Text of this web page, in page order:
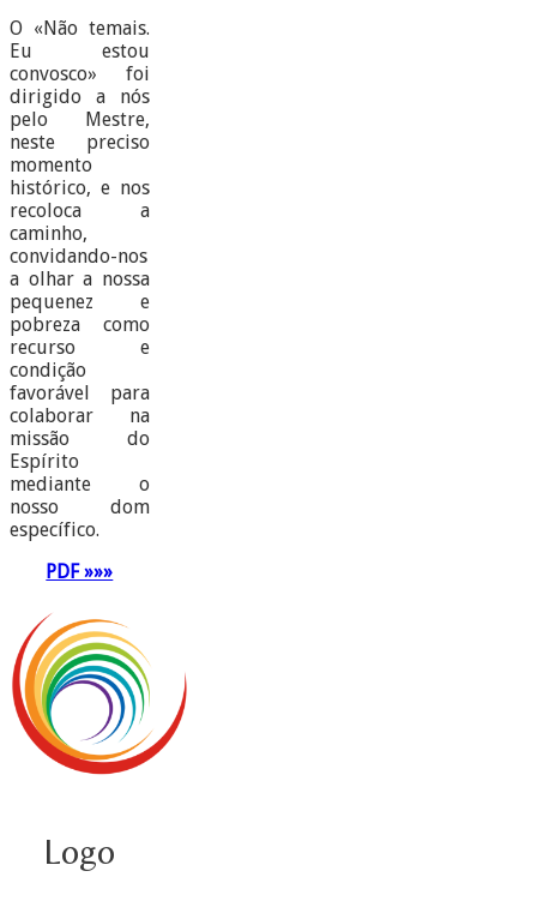
O «Não temais.
Eu estou
convosco» foi
dirigido a nós
pelo Mestre,
neste preciso
momento
histórico, e nos
recoloca a
caminho,
convidando-nos
a olhar a nossa
pequenez e
pobreza como
recurso e
condição
favorável para
colaborar na
missão do
Espírito
mediante o
nosso dom
específico.
PDF »»»
Logo